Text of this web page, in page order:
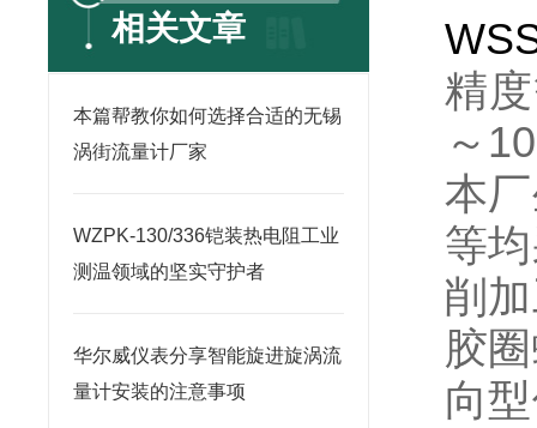
相关文章
本篇帮教你如何选择合适的无锡
涡街流量计厂家
WZPK-130/336铠装热电阻工业
测温领域的坚实守护者
华尔威仪表分享智能旋进旋涡流
量计安装的注意事项
精
～
本
等
削
胶
向